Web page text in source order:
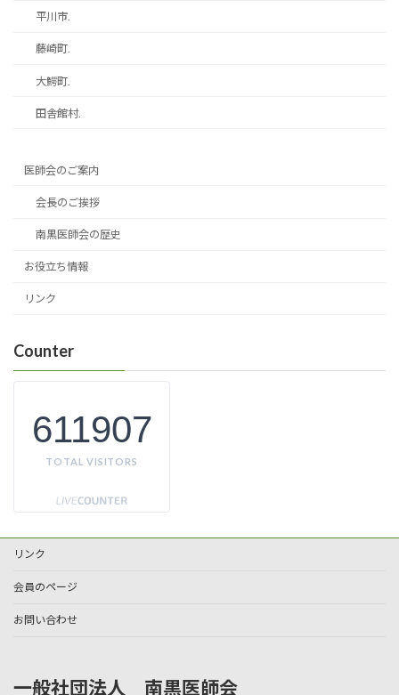
平川市.
藤崎町.
大鰐町.
田舎館村.
医師会のご案内
会長のご挨拶
南黒医師会の歴史
お役立ち情報
リンク
Counter
611907
TOTAL VISITORS
リンク
会員のページ
お問い合わせ
一般社団法人 南黒医師会